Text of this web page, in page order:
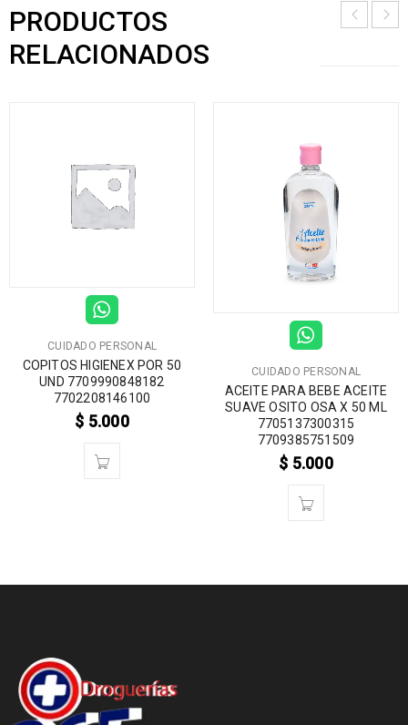
PRODUCTOS
RELACIONADOS
CUIDADO PERSONAL
COPITOS HIGIENEX POR 50
UND 7709990848182
7702208146100
$ 5.000
CUIDADO PERSONAL
ACEITE PARA BEBE ACEITE
SUAVE OSITO OSA X 50 ML
7705137300315
7709385751509
$ 5.000